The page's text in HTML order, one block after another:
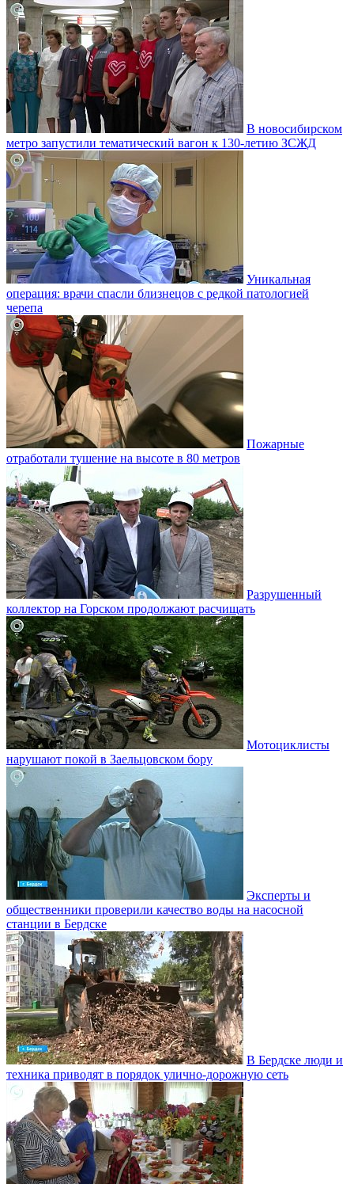
В новосибирском
метро запустили тематический вагон к 130-летию ЗСЖД
Уникальная
операция: врачи спасли близнецов с редкой патологией
черепа
Пожарные
отработали тушение на высоте в 80 метров
Разрушенный
коллектор на Горском продолжают расчищать
Мотоциклисты
нарушают покой в Заельцовском бору
Эксперты и
общественники проверили качество воды на насосной
станции в Бердске
В Бердске люди и
техника приводят в порядок улично‑дорожную сеть